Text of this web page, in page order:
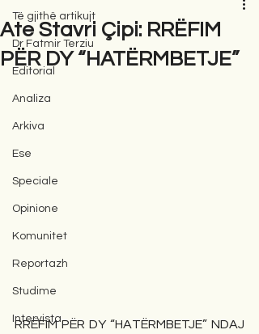
Të gjithë artikujt
Dr Fatmir Terziu
Editorial
Analiza
Arkiva
Ese
Speciale
Opinione
Komunitet
Reportazh
Studime
Intervista
Ate Stavri Çipi: RRËFIM
PËR DY “HATËRMBETJE”
RRËFIM PËR DY “HATËRMBETJE” NDAJ